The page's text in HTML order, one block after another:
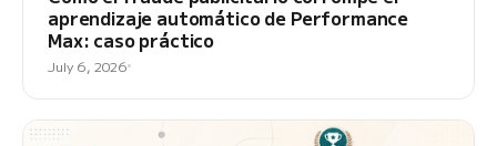
aprendizaje automático de Performance
Max: caso práctico
July 6, 2026